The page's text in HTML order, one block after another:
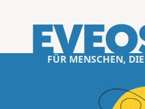
FÜR MENSCHEN,